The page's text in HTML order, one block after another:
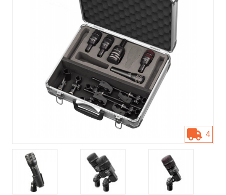
Türk Müziği Enstrümanları
Kampanyalar
4